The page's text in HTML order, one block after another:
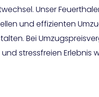
Unser
und effizienten
Bei
stressfreien Erlebnis